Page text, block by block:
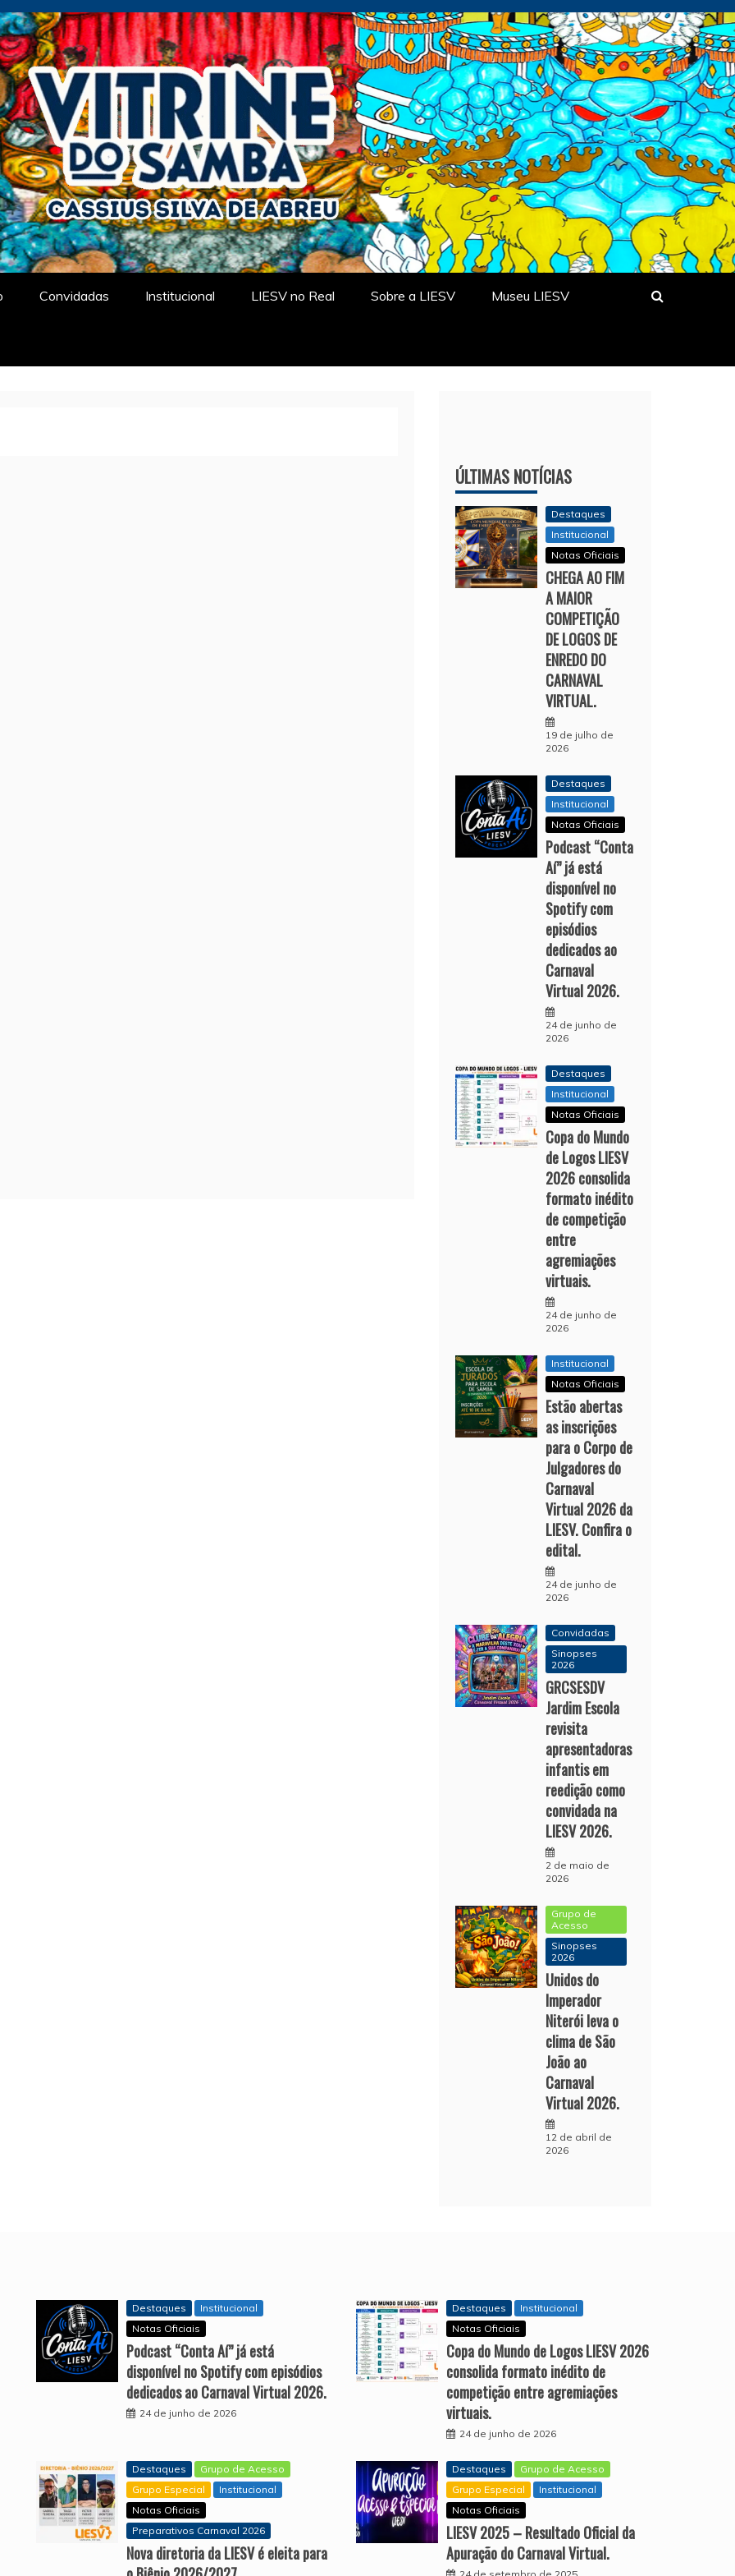
Convidadas Institucional LIESV no Real Sobre a LIESV Museu LIESV
ÚLTIMAS NOTÍCIAS
Destaques
Institucional
Notas Oficiais
CHEGA AO FIM
A MAIOR
COMPETIÇÃO
DE LOGOS DE
ENREDO DO
CARNAVAL
VIRTUAL.
19 de julho de
2026
Destaques
Institucional
Notas Oficiais
Podcast “Conta
Aí” já está
disponível no
Spotify com
episódios
dedicados ao
Carnaval
Virtual 2026.
24 de junho de
2026
Destaques
Institucional
Notas Oficiais
Copa do Mundo
de Logos LIESV
2026 consolida
formato inédito
de competição
entre
agremiações
virtuais.
24 de junho de
2026
Institucional
Notas Oficiais
Estão abertas
as inscrições
para o Corpo de
Julgadores do
Carnaval
Virtual 2026 da
LIESV. Confira o
edital.
24 de junho de
2026
Convidadas
Sinopses
2026
GRCSESDV
Jardim Escola
revisita
apresentadoras
infantis em
reedição como
convidada na
LIESV 2026.
2 de maio de
2026
Grupo de
Acesso
Sinopses
2026
Unidos do
Imperador
Niterói leva o
clima de São
João ao
Carnaval
Virtual 2026.
12 de abril de
2026
Destaques
Institucional
Notas Oficiais
Podcast “Conta Aí” já está
disponível no Spotify com episódios
dedicados ao Carnaval Virtual 2026.
24 de junho de 2026
Destaques
Institucional
Notas Oficiais
Copa do Mundo de Logos LIESV 2026
consolida formato inédito de
competição entre agremiações
virtuais.
24 de junho de 2026
Destaques
Grupo de Acesso
Grupo Especial
Institucional
Notas Oficiais
Preparativos Carnaval 2026
Nova diretoria da LIESV é eleita para
Destaques
Grupo de Acesso
Grupo Especial
Institucional
Notas Oficiais
LIESV 2025 – Resultado Oficial da
Apuração do Carnaval Virtual.